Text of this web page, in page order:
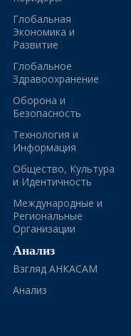
Глобальная
Экономика и
Развитие
Глобальное
Здравоохранение
Оборона и
Безопасность
Технология и
Информация
Общество, Культура
и Идентичность
Международные и
Региональные
Организации
Анализ
Взгляд АНКАСАМ
Анализ